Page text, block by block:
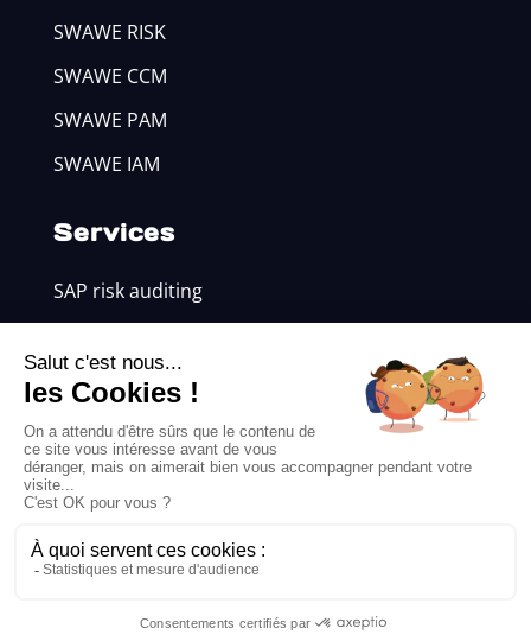
SWAWE RISK
SWAWE CCM
SWAWE PAM
SWAWE IAM
Services
SAP risk auditing
Updates and support
Resources
Blog
Customer Cases
Legal information|Privacy Policy|©